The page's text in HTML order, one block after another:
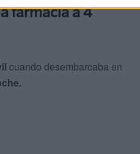
farmacia a 4
cuando desembarcaba en